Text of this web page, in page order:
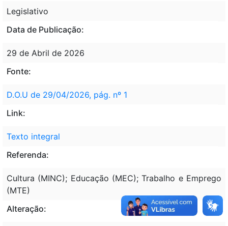
Legislativo
Data de Publicação:
29 de Abril de 2026
Fonte:
D.O.U de 29/04/2026, pág. nº 1
Link:
Texto integral
Referenda:
Cultura (MINC); Educação (MEC); Trabalho e Emprego
(MTE)
Alteração: